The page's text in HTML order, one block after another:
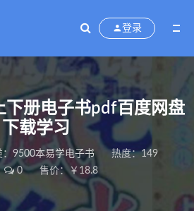
登录
下册电子书pdf百度网盘
下载学习
9500本易学电子书
热度：149
0 售价：￥18.8